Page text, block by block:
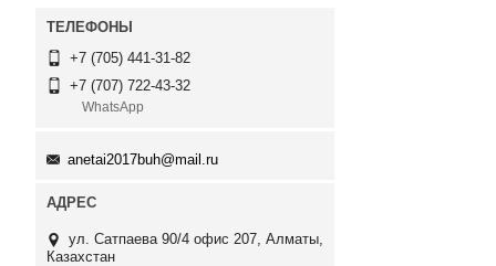
+7 (705) 441-31-82
+7 (707) 722-43-32
WhatsApp
anetai2017buh@mail.ru
ул. Сатпаева 90/4 офис 207, Алматы,
Казахстан